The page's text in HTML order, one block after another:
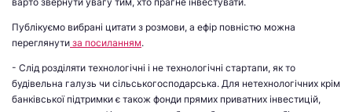
Публікуємо вибрані цитати з розмови, а ефір повністю можна
переглянути за посиланням.
- Слід розділяти технологічні і не технологічні стартапи, як то
будівельна галузь чи сільськогосподарська. Для нетехнологічних крім
банківської підтримки є також фонди прямих приватних інвестицій,